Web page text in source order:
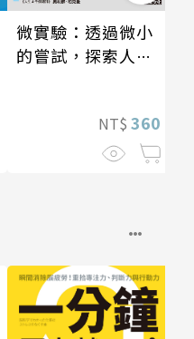
微實驗：透過微小
的嘗試，探索人生
NT$ 360